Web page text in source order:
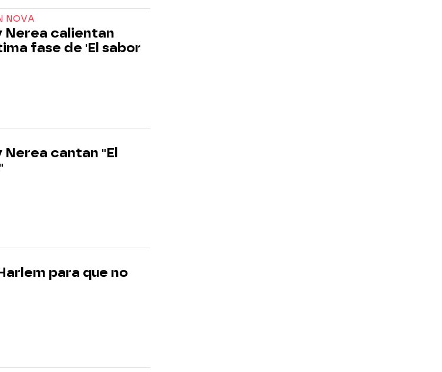
NOVA
Nerea calientan
fase de 'El sabor
Nerea cantan "El
para que no